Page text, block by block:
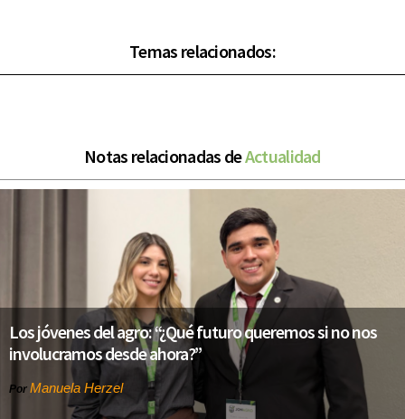
Temas relacionados:
Notas relacionadas deActualidad
Los jóvenes del agro: “¿Qué futuro queremos si no nos
involucramos desde ahora?”
Por Manuela Herzel